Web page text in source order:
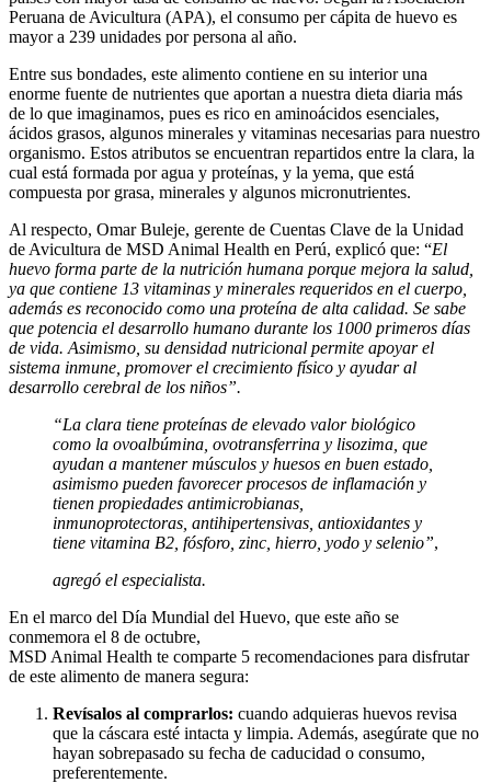
Peruana de Avicultura (APA), el consumo per cápita de huevo es
mayor a 239 unidades por persona al año.
Entre sus bondades, este alimento contiene en su interior una
enorme fuente de nutrientes que aportan a nuestra dieta diaria más
de lo que imaginamos, pues es rico en aminoácidos esenciales,
ácidos grasos, algunos minerales y vitaminas necesarias para nuestro
organismo. Estos atributos se encuentran repartidos entre la clara, la
cual está formada por agua y proteínas, y la yema, que está
compuesta por grasa, minerales y algunos micronutrientes.
Al respecto, Omar Buleje, gerente de Cuentas Clave de la Unidad
de Avicultura de MSD Animal Health en Perú, explicó que: “El
huevo forma parte de la nutrición humana porque mejora la salud,
ya que contiene 13 vitaminas y minerales requeridos en el cuerpo,
además es reconocido como una proteína de alta calidad. Se sabe
que potencia el desarrollo humano durante los 1000 primeros días
de vida. Asimismo, su densidad nutricional permite apoyar el
sistema inmune, promover el crecimiento físico y ayudar al
desarrollo cerebral de los niños”.
“La clara tiene proteínas de elevado valor biológico
como la ovoalbúmina, ovotransferrina y lisozima, que
ayudan a mantener músculos y huesos en buen estado,
asimismo pueden favorecer procesos de inflamación y
tienen propiedades antimicrobianas,
inmunoprotectoras, antihipertensivas, antioxidantes y
tiene vitamina B2, fósforo, zinc, hierro, yodo y selenio”,
agregó el especialista.
En el marco del Día Mundial del Huevo, que este año se
conmemora el 8 de octubre,
MSD Animal Health te comparte 5 recomendaciones para disfrutar
de este alimento de manera segura:
Revísalos al comprarlos: cuando adquieras huevos revisa
que la cáscara esté intacta y limpia. Además, asegúrate que no
hayan sobrepasado su fecha de caducidad o consumo,
preferentemente.